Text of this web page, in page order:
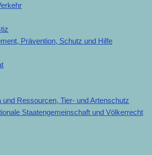
Prävention, Schutz und Hilfe
und Ressourcen, Tier- und Artenschutz
Staatengemeinschaft und Völkerrecht